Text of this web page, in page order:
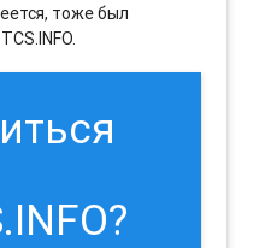
тоже был